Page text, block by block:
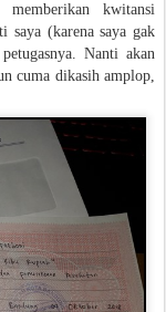
kwitansi
saya (karena saya gak
Nanti akan
cuma dikasih amplop,